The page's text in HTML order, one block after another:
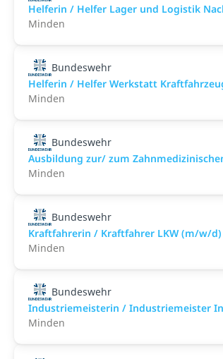
Helferin / Helfer Lager und Logistik
Minden
Bundeswehr
Helferin / Helfer Werkstatt
Minden
Bundeswehr
Ausbildung zur/ zum
Minden
Bundeswehr
Kraftfahrerin / Kraftfahrer LKW (m/w/d)
Minden
Bundeswehr
Industriemeisterin / Industriemeister
Minden